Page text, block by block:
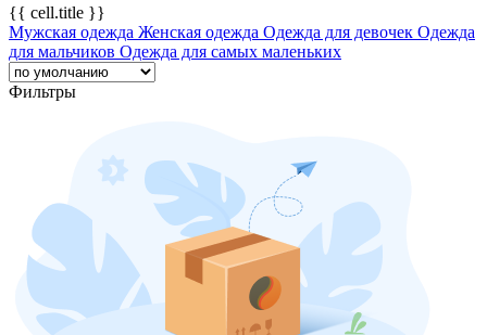
{{ cell.title }}
Мужская одежда Женская одежда Одежда для девочек Одежда
для мальчиков Одежда для самых маленьких
Фильтры